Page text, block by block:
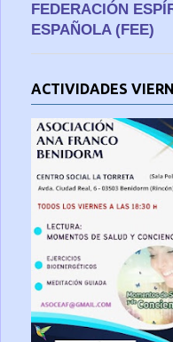
FEDERACIÓN
ESPAÑOLA (FEE)
ACTIVIDADES